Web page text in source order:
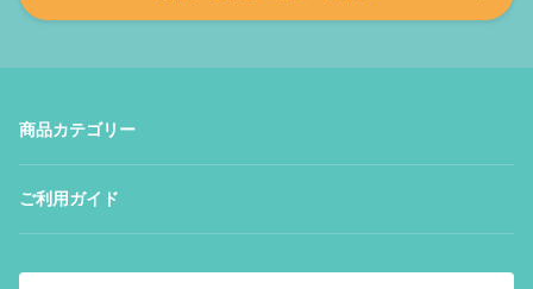
商品カテゴリー
ご利用ガイド